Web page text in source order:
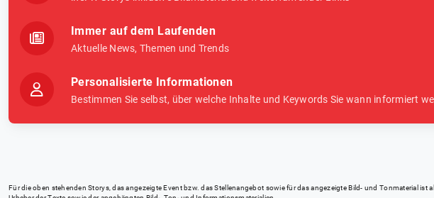
Immer auf dem Laufenden
Aktuelle News, Themen und Trends
Personalisierte Informationen
Bestimmen Sie selbst, über welche Inhalte und Keywords Sie wann informiert
Für die oben stehenden Storys, das angezeigte Event bzw. das Stellenangebot sowie für das angezeigte Bild- und Tonmaterial